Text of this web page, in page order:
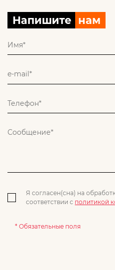
Напишите нам
Я согласен(сна) на
соответствии с политикой
* Обязательные поля